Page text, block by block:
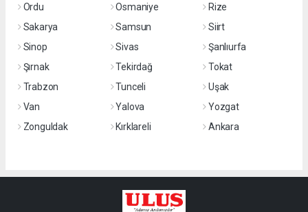
Ordu
Osmaniye
Rize
Sakarya
Samsun
Siirt
Sinop
Sivas
Şanlıurfa
Şırnak
Tekirdağ
Tokat
Trabzon
Tunceli
Uşak
Van
Yalova
Yozgat
Zonguldak
Kırklareli Ankara